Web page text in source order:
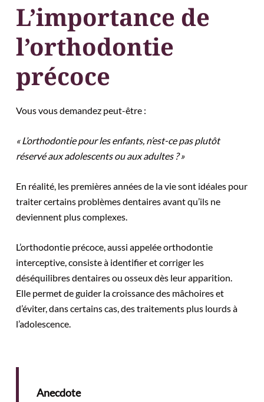
L’importance de
l’orthodontie
précoce
Vous vous demandez peut-être :
« L’orthodontie pour les enfants, n’est-ce pas plutôt
réservé aux adolescents ou aux adultes ? »
En réalité, les premières années de la vie sont idéales pour
traiter certains problèmes dentaires avant qu’ils ne
deviennent plus complexes.
L’orthodontie précoce, aussi appelée orthodontie
interceptive, consiste à identifier et corriger les
déséquilibres dentaires ou osseux dès leur apparition.
Elle permet de guider la croissance des mâchoires et
d’éviter, dans certains cas, des traitements plus lourds à
l’adolescence.
Anecdote